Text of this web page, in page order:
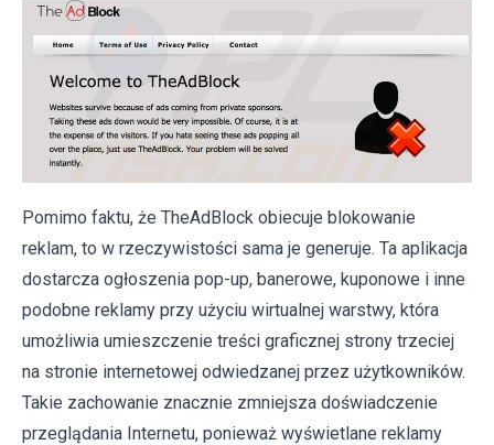
Pomimo faktu, że TheAdBlock obiecuje blokowanie
reklam, to w rzeczywistości sama je generuje. Ta aplikacja
dostarcza ogłoszenia pop-up, banerowe, kuponowe i inne
podobne reklamy przy użyciu wirtualnej warstwy, która
umożliwia umieszczenie treści graficznej strony trzeciej
na stronie internetowej odwiedzanej przez użytkowników.
Takie zachowanie znacznie zmniejsza doświadczenie
przeglądania Internetu, ponieważ wyświetlane reklamy